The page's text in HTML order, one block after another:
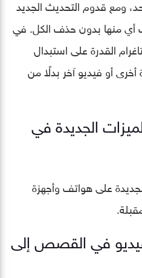
ومع قدوم التحديث الجديد
أي منها بدون حذف الكل. في
القدرة على استبدال
أو فيديو آخر بدلًا من
الجديدة في
على هواتف وأجهزة
في القصص إلى